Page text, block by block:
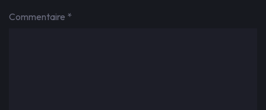
Commentaire *